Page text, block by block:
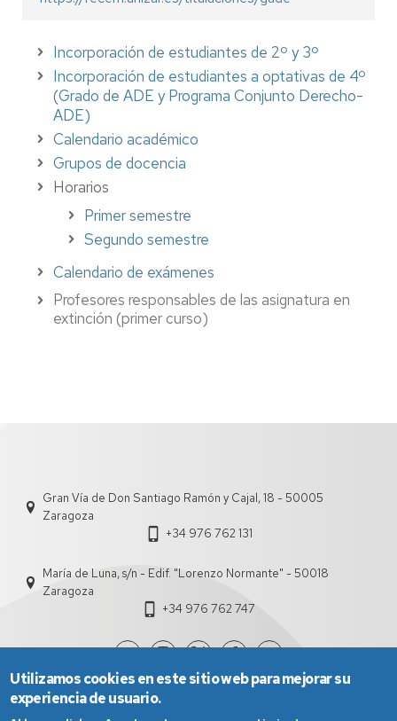
Incorporación de estudiantes de 2º y 3º
Incorporación de estudiantes a optativas de 4º
(Grado de ADE y Programa Conjunto Derecho-
ADE)
Calendario académico
Grupos de docencia
Horarios
Primer semestre
Segundo semestre
Calendario de exámenes
Profesores responsables de las asignatura en
extinción (primer curso)
Gran Vía de Don Santiago Ramón y Cajal, 18 - 50005
Zaragoza
+34 976 762 131
María de Luna, s/n - Edif. "Lorenzo Normante" - 50018
Zaragoza
+34 976 762 747
Utilizamos cookies en este sitio web para mejorar su
experiencia de usuario.